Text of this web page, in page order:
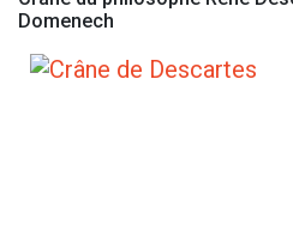
Domenech